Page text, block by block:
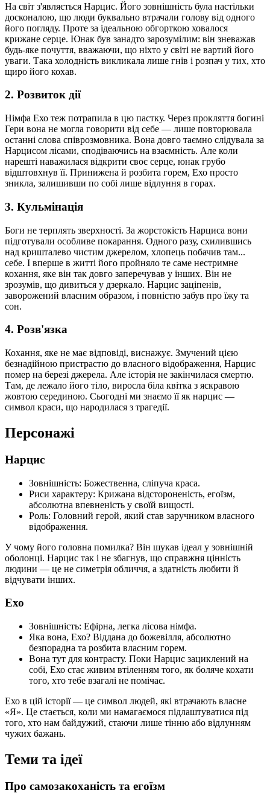
На світ з'являється Нарцис. Його зовнішність була настільки
досконалою, що люди буквально втрачали голову від одного
його погляду. Проте за ідеальною обгорткою ховалося
крижане серце. Юнак був занадто зарозумілим: він зневажав
будь-яке почуття, вважаючи, що ніхто у світі не вартий його
уваги. Така холодність викликала лише гнів і розпач у тих, хто
щиро його кохав.
2. Розвиток дії
Німфа Ехо теж потрапила в цю пастку. Через прокляття богині
Гери вона не могла говорити від себе — лише повторювала
останні слова співрозмовника. Вона довго таємно слідувала за
Нарцисом лісами, сподіваючись на взаємність. Але коли
нарешті наважилася відкрити своє серце, юнак грубо
відштовхнув її. Принижена й розбита горем, Ехо просто
зникла, залишивши по собі лише відлуння в горах.
3. Кульмінація
Боги не терплять зверхності. За жорстокість Нарциса вони
підготували особливе покарання. Одного разу, схилившись
над кришталево чистим джерелом, хлопець побачив там...
себе. І вперше в житті його пройняло те саме нестримне
кохання, яке він так довго заперечував у інших. Він не
зрозумів, що дивиться у дзеркало. Нарцис заціпенів,
заворожений власним образом, і повністю забув про їжу та
сон.
4. Розв'язка
Кохання, яке не має відповіді, виснажує. Змучений цією
безнадійною пристрастю до власного відображення, Нарцис
помер на березі джерела. Але історія не закінчилася смертю.
Там, де лежало його тіло, виросла біла квітка з яскравою
жовтою серединою. Сьогодні ми знаємо її як нарцис —
символ краси, що народилася з трагедії.
Персонажі
Нарцис
Зовнішність: Божественна, сліпуча краса.
Риси характеру: Крижана відстороненість, егоїзм,
абсолютна впевненість у своїй вищості.
Роль: Головний герой, який став заручником власного
відображення.
У чому його головна помилка? Він шукав ідеал у зовнішній
оболонці. Нарцис так і не збагнув, що справжня цінність
людини — це не симетрія обличчя, а здатність любити й
відчувати інших.
Ехо
Зовнішність: Ефірна, легка лісова німфа.
Яка вона, Ехо? Віддана до божевілля, абсолютно
безпорадна та розбита власним горем.
Вона тут для контрасту. Поки Нарцис зациклений на
собі, Ехо стає живим втіленням того, як боляче кохати
того, хто тебе взагалі не помічає.
Ехо в цій історії — це символ людей, які втрачають власне
«Я». Це стається, коли ми намагаємося підлаштуватися під
того, хто нам байдужий, стаючи лише тінню або відлунням
чужих бажань.
Теми та ідеї
Про самозакоханість та егоїзм